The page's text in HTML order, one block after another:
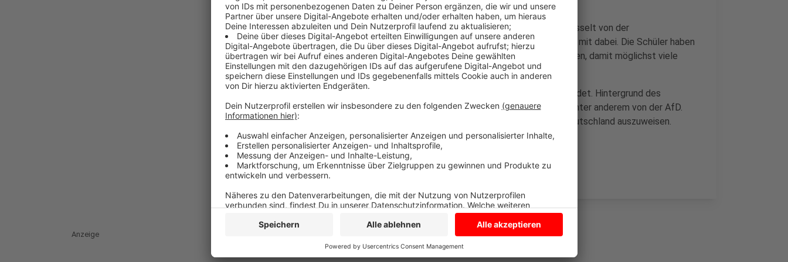
Los geht es um 17 Uhr auf dem Coesfelder Marktplatz. Jonas Fasselt von der
Schülervertretung des Oswald von Nell-Breuning Berufskolleg ist mit dabei. Die Schüler haben
Plakate gebastelt und bei Instagram für die Kundgebung geworben, damit möglichst viele
junge Menschen kommen.
Bei der Polizei sind bis zu 1000 Teilnehmer für die Demo angemeldet. Hintergrund des
Protests ist ein Treffen von Rechtsextremisten und Politikern, unter anderem von der AfD.
Dabei ging es darum Menschen mit Migrationshintergrund aus Deutschland auszuweisen.
Anzeige
Anzeige